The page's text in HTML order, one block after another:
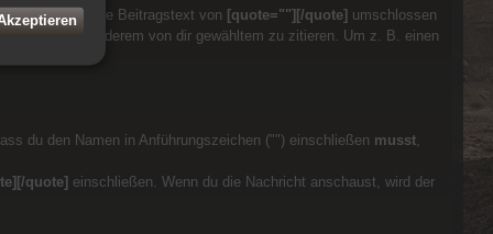
dass der alte Beitragstext von [quote=""][/quote] umschlossen
zu etwas anderem von dir gewähltem zu zitieren. Um z. B. einen
du den Namen in Anführungszeichen ("") einschließen musst,
quote] einschließen. Wenn du die Nachricht anschaust, wird der